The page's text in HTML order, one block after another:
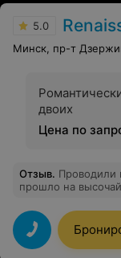
5.0
Минск, пр-т
двоих
Цена по
Отзыв. Проводили
прошло на